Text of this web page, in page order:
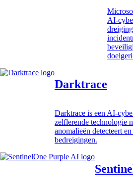
AI-
Darktrace
Darktrace is een AI-
zelflerende technologie
anomalieën detecteert
bedreigingen.